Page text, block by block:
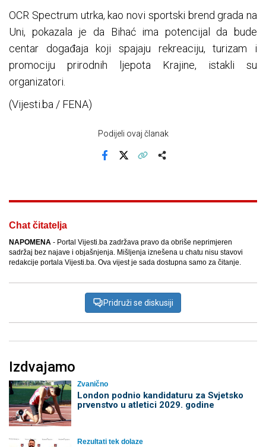
OCR Spectrum utrka, kao novi sportski brend grada na
Uni, pokazala je da Bihać ima potencijal da bude
centar događaja koji spajaju rekreaciju, turizam i
promociju prirodnih ljepota Krajine, istakli su
organizatori.
(Vijesti.ba / FENA)
Podijeli ovaj članak
Facebook
Chat čitatelja
NAPOMENA - Portal Vijesti.ba zadržava pravo da obriše neprimjeren
sadržaj bez najave i objašnjenja. Mišljenja iznešena u chatu nisu stavovi
redakcije portala Vijesti.ba. Ova vijest je sada dostupna samo za čitanje.
Pridruži se diskusiji
Izdvajamo
Zvanično
London podnio kandidaturu za Svjetsko
prvenstvo u atletici 2029. godine
Rezultati tek dolaze